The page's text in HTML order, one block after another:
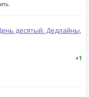
десятый. Дедлайны,
+1